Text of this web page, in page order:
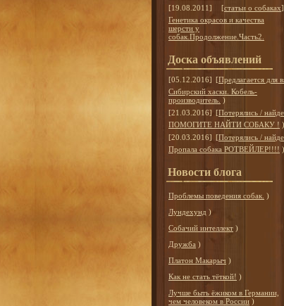
[19.08.2011]
[статьи о собаках]
Генетика окрасов и качества
шерсти у
собак.Продолжение.Часть2.
Доска объявлений
[05.12.2016] [Предлагается для
Сибирский хаски. Кобель-
производитель. )
[21.03.2016] [Потерялись /
ПОМОГИТЕ НАЙТИ СОБАКУ ! )
[20.03.2016] [Потерялись /
Пропала собака РОТВЕЙЛЕР!!!! )
Новости блога
Проблемы поведения собак. )
Лундехунд )
Собачий интеллект )
Дружба )
Платон Макарыч )
Как не стать тёткой! )
Лучше быть ёжиком в Германии,
чем человеком в России )